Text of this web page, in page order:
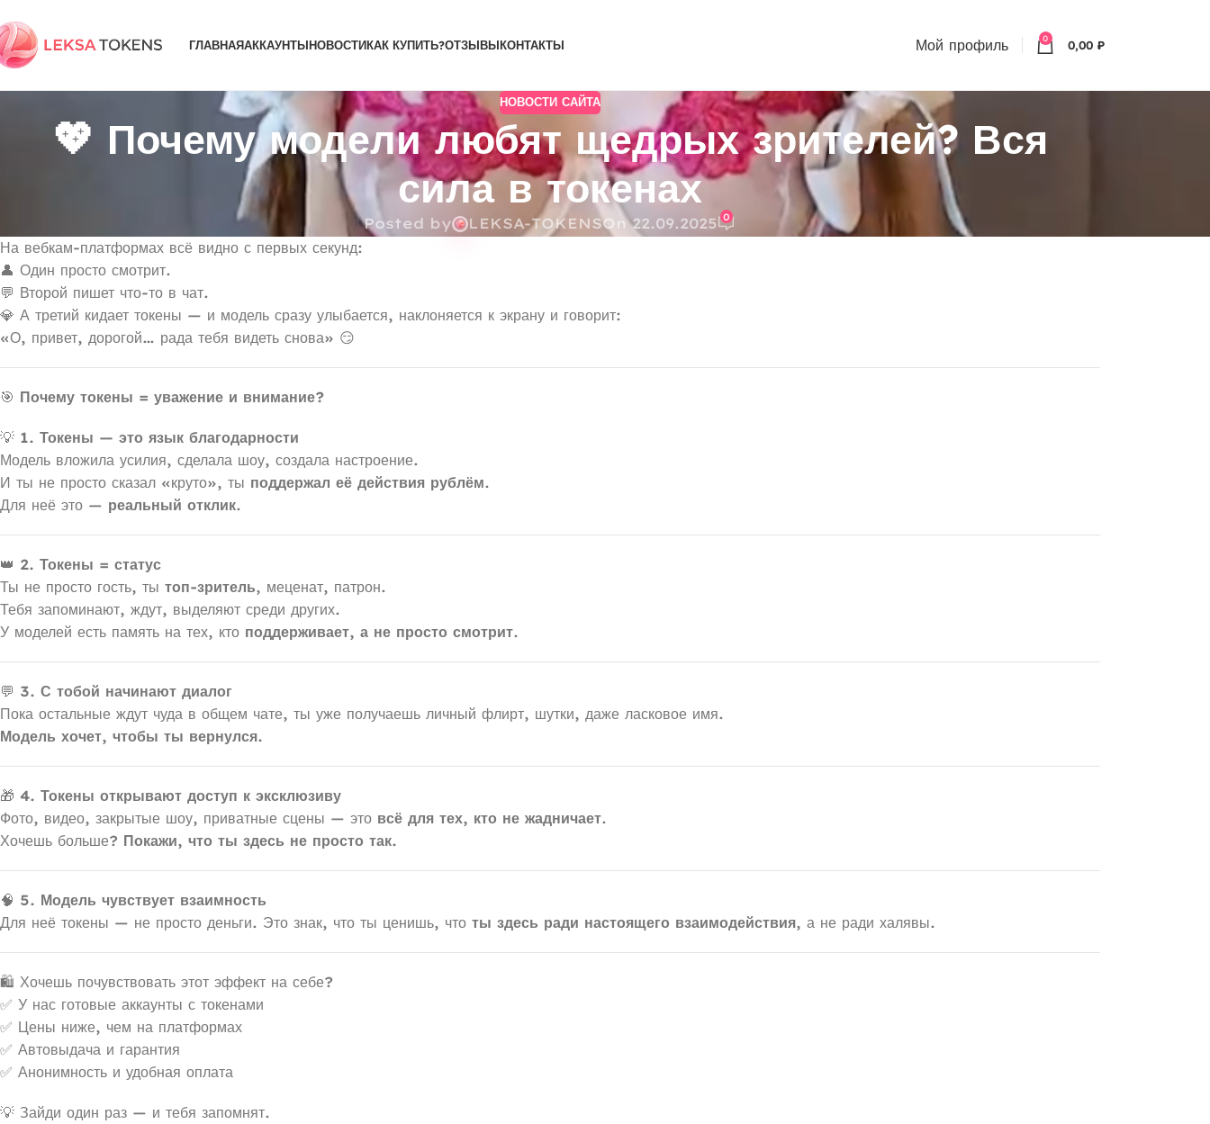
ГЛАВНАЯАККАУНТЫНОВОСТИКАК КУПИТЬ?ОТЗЫВЫКОНТАКТЫ Мой профиль 0 0,00 ₽
НОВОСТИ САЙТА
💖 Почему модели любят щедрых зрителей? Вся
сила в токенах
Posted by LEKSA-TOKENSOn 22.09.2025 0
На вебкам-платформах всё видно с первых секунд:
👤 Один просто смотрит.
💬 Второй пишет что-то в чат.
💎 А третий кидает токены — и модель сразу улыбается, наклоняется к экрану и говорит:
«О, привет, дорогой… рада тебя видеть снова» 😏
🎯 Почему токены = уважение и внимание?
💡 1. Токены — это язык благодарности
Модель вложила усилия, сделала шоу, создала настроение.
И ты не просто сказал «круто», ты поддержал её действия рублём.
Для неё это — реальный отклик.
👑 2. Токены = статус
Ты не просто гость, ты топ-зритель, меценат, патрон.
Тебя запоминают, ждут, выделяют среди других.
У моделей есть память на тех, кто поддерживает, а не просто смотрит.
💬 3. С тобой начинают диалог
Пока остальные ждут чуда в общем чате, ты уже получаешь личный флирт, шутки, даже ласковое имя.
Модель хочет, чтобы ты вернулся.
🎁 4. Токены открывают доступ к эксклюзиву
Фото, видео, закрытые шоу, приватные сцены — это всё для тех, кто не жадничает.
Хочешь больше? Покажи, что ты здесь не просто так.
🧠 5. Модель чувствует взаимность
Для неё токены — не просто деньги. Это знак, что ты ценишь, что ты здесь ради настоящего взаимодействия, а не ради халявы.
🛍 Хочешь почувствовать этот эффект на себе?
✅ У нас готовые аккаунты с токенами
✅ Цены ниже, чем на платформах
✅ Автовыдача и гарантия
✅ Анонимность и удобная оплата
💡 Зайди один раз — и тебя запомнят.